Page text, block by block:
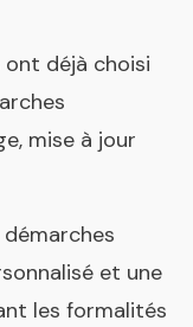
déjà choisi
mise à jour
et une
les formalités